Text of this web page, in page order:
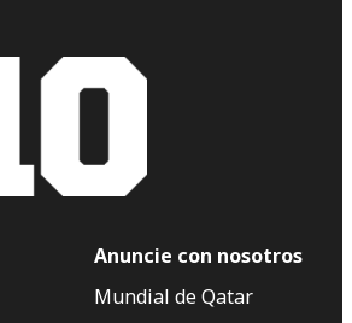
Anuncie con nosotros
Mundial de Qatar